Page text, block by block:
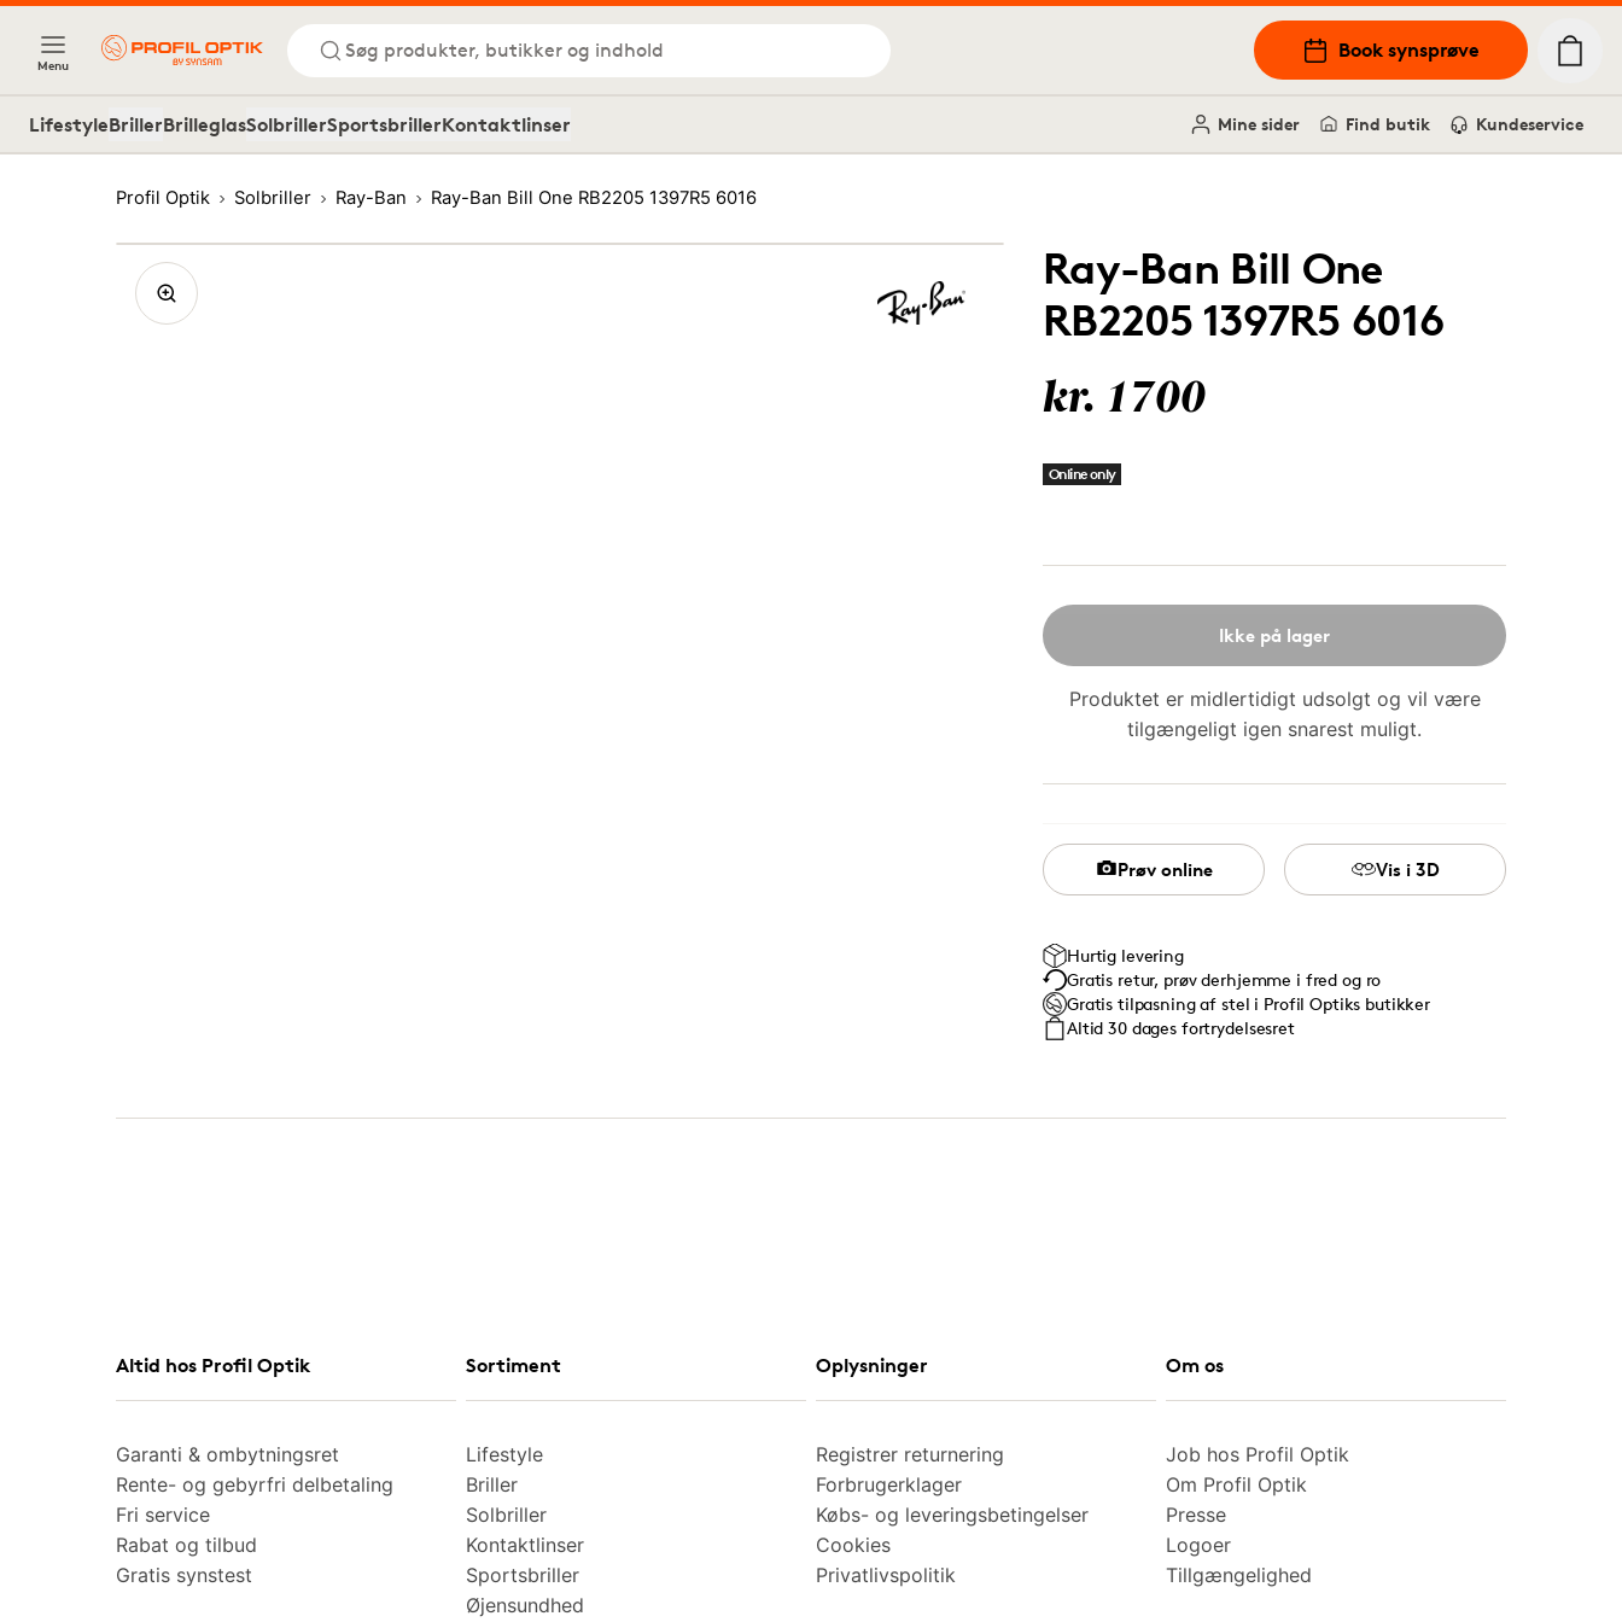
Menu
Søg produkter, butikker og indhold Book synsprøve
LifestyleBrillerBrilleglasSolbrillerSportsbrillerKontaktlinser Mine sider Find butik Kundeservice
Profil Optik Solbriller Ray-Ban Ray-Ban Bill One RB2205 1397R5 6016
Ray-Ban Bill One
RB2205 1397R5 6016
kr. 1700
Online only
Ikke på lager
Produktet er midlertidigt udsolgt og vil være
tilgængeligt igen snarest muligt.
Prøv online Vis i 3D
Hurtig levering
Gratis retur, prøv derhjemme i fred og ro
Gratis tilpasning af stel i Profil Optiks butikker
Altid 30 dages fortrydelsesret
Altid hos Profil Optik
Garanti & ombytningsret
Rente- og gebyrfri delbetaling
Fri service
Rabat og tilbud
Gratis synstest
Sortiment
Lifestyle
Briller
Solbriller
Kontaktlinser
Sportsbriller
Øjensundhed
Oplysninger
Registrer returnering
Forbrugerklager
Købs- og leveringsbetingelser
Cookies
Privatlivspolitik
Om os
Job hos Profil Optik
Om Profil Optik
Presse
Logoer
Tillgængelighed